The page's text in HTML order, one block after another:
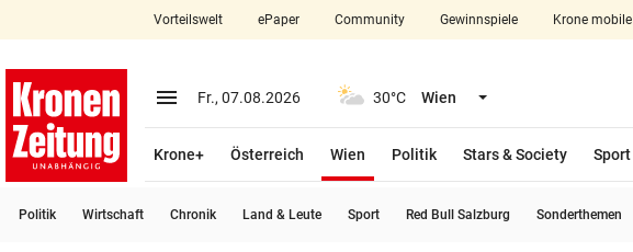
closeSchließen
account_circle Anmelden
arrow_right
Vorteilswelt ePaper Community Gewinnspiele Krone mobile
menu Menü aufklappen
Fr., 07.08.2026 30°C Wien Menü aufklappen
Krone+ Österreich Wien
Politik
Stars & Society Sport
Politik Wirtschaft Chronik Land & Leute Sport Red Bull Salzburg Sonderthemen